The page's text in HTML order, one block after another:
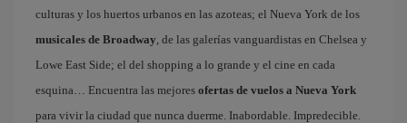
culturas y los huertos urbanos en las azoteas; el Nueva York de los
musicales de Broadway, de las galerías vanguardistas en Chelsea y
Lowe East Side; el del shopping a lo grande y el cine en cada
esquina… Encuentra las mejores ofertas de vuelos a Nueva York
para vivir la ciudad que nunca duerme. Inabordable. Impredecible.